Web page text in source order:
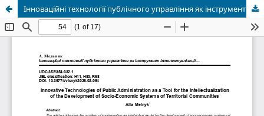
Інноваційні технології публічного управління як інструмент інтелектуалізації розвитку соціально-економічних систем територіальних громад